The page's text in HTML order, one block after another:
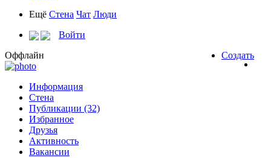
Ещё Стена Чат Люди
Войти
Создать
Оффлайн
Информация
Стена
Публикации (32)
Избранное
Друзья
Активность
Вакансии